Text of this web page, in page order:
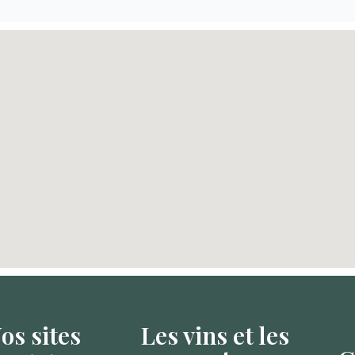
sites Les vins et les